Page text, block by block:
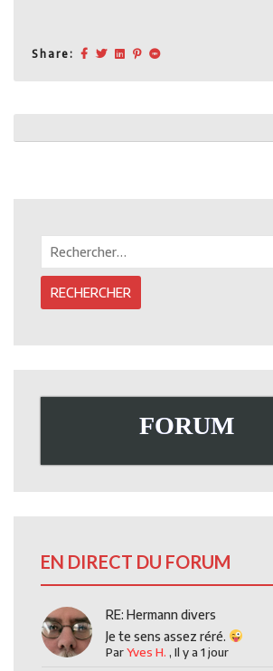
Share:
Post
FORUM
EN DIRECT DU FORUM
RE: Hermann divers
Je te sens assez réré.
ParYves H. ,Il y a 1 jour